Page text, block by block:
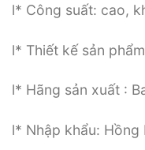
l* Công suất: cao,
l* Thiết kế sản
l* Hãng sản xuất :
l* Nhập khẩu: Hồng